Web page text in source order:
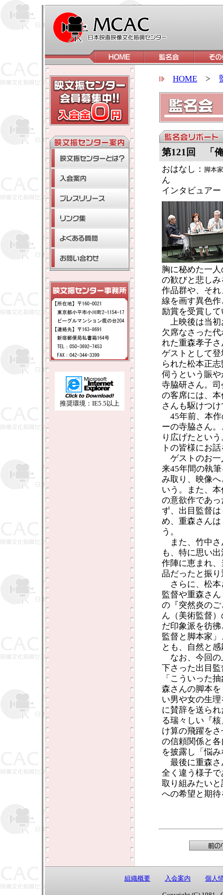
推奨環境：IE5.5以上
HOME >
第121回 「
おはなし： 脚本
ん
インタビュアー
胸に秘めた一
の歓びと悲し
作品群や、そ
線を画す異色
励賞を受賞し
上映後は当初
欠席なさった
れた重森孝子
ゲストとして
られた松本正
伺うという賑
寺脇研さん。
の客席には、
さんも駆けつ
45年前、本作
ーの寺脇さん
り広げたとい
トの皆様にお
ゲストのお一
来45年間の執
み取り、映像
いう。また、
の意欲作であ
ず、出目監督
め、重森さん
う。
また、竹中さ
も、特に思い
作陣に恵まれ
品だったと振
さらに、松本
監督や重森さ
の『突然炎の
ん（美術監督
だ印象派を彷
監督と脚本家
とも、自然と
なお、今回の
下さった出目
「こういった
森さんの脚本
い男や女の生
に賛辞を送ら
る瑞々しい『
け算の飛躍を
の信頼関係と
を披露し「悩
最後に重森さ
全く違う様子
取り組みたい
への希望と期
組織概要 入会案内 個人